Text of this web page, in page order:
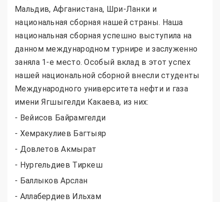
Мальдив, Афганистана, Шри-Ланки и
национальная сборная нашей страны. Наша
национальная сборная успешно выступила на
данном международном турнире и заслуженно
заняла 1-е место. Особый вклад в этот успех
нашей национальной сборной внесли студенты
Международного университета нефти и газа
имени Ягшыгелди Какаева, из них:
- Вейисов Байрамгелди
- Хемракулиев Багтыяр
- Довлетов Акмырат
- Нургельдиев Тиркеш
- Баллыков Арслан
- Аллабердиев Ильхам